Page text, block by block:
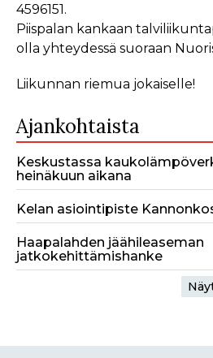
4596151.
Piispalan kankaan
olla yhteydessä suoraan
Liikunnan riemua jokaiselle!
Ajankohtaista
Keskustassa
heinäkuun aikana
Kelan asiointipiste
Haapalahden jäähileaseman
jatkokehittämishanke